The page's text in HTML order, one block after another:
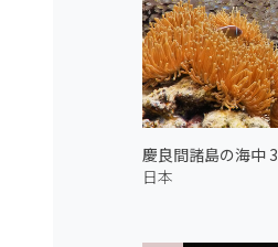
慶良間諸島の海中 3
日本